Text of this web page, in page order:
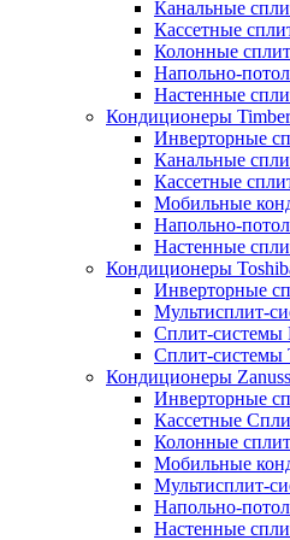
Канальные
Кассетные
Колонные
Напольно-
Настенные
Кондиционеры
Инверторные
Канальные
Кассетные
Мобильные
Напольно-
Настенные
Кондиционеры
Инверторные
Мультисплит-
Сплит-
Сплит-системы
Кондиционеры
Инверторные
Кассетные
Колонные
Мобильные
Мультисплит-
Напольно-
Настенные